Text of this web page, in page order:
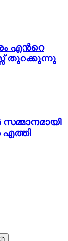
എന്‍റെ
തുറക്കുന്നു
എത്തി